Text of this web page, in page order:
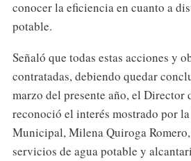
conocer la eficiencia en cuanto a
potable.
Señaló que todas estas acciones y
contratadas, debiendo quedar
marzo del presente año, el Director
reconoció el interés mostrado por
Municipal, Milena Quiroga
servicios de agua potable y